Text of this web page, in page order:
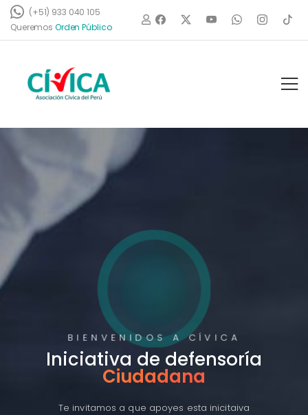
(+51) 933 040 105
Queremos
BIENVENIDOS A CÍVICA
Iniciativa de defensoría
Ciudadana
Te invitamos a que apoyes esta inicitaiva